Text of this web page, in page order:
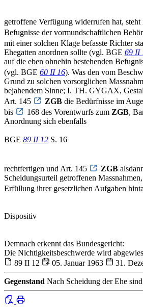
getroffene Verfügung widerrufen hat,
Befugnisse der vormundschaftlichen
mit einer solchen Klage befasste Richter
Ehegatten anordnen sollte (vgl. BGE 69 II
auf die eben ohnehin bestehenden
(vgl. BGE 60 II 16). Was den vom
Grund zu solchen vorsorglichen
bejahendem Sinne; I. TH. GYGAX,
Art. 145
ZGB die Bedürfnisse im
bis
168 des Vorentwurfs zum ZGB,
Anordnung sich ebenfalls
BGE 89 II 12 S. 16
rechtfertigen und Art. 145 ZGB
Scheidungsurteil getroffenen
Erfüllung ihrer gesetzlichen Aufgaben
Dispositiv
Demnach erkennt das Bundesgericht:
Die Nichtigkeitsbeschwerde wird
89 II 12
05. Januar 1963 31.
Gegenstand Nach Scheidung der Ehe